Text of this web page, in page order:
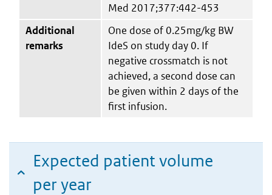
Med 2017;377:442-453
Additional
remarks
One dose of 0.25mg/kg BW
IdeS on study day 0. If
negative crossmatch is not
achieved, a second dose can
be given within 2 days of the
first infusion.
Expected patient volume
per year